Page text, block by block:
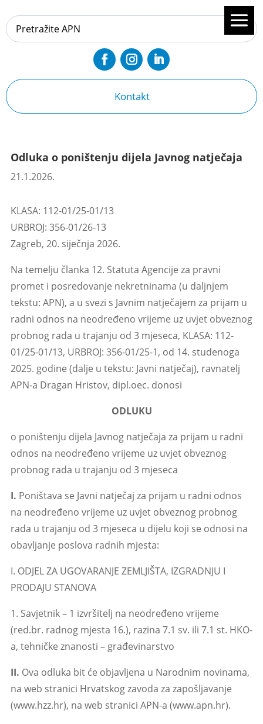
Kontakt
Odluka o poništenju dijela Javnog natječaja
21.1.2026.
KLASA: 112-01/25-01/13
URBROJ: 356-01/26-13
Zagreb, 20. siječnja 2026.
Na temelju članka 12. Statuta Agencije za pravni
promet i posredovanje nekretninama (u daljnjem
tekstu: APN), a u svezi s Javnim natječajem za prijam u
radni odnos na neodređeno vrijeme uz uvjet obveznog
probnog rada u trajanju od 3 mjeseca, KLASA: 112-
01/25-01/13, URBROJ: 356-01/25-1, od 14. studenoga
2025. godine (dalje u tekstu: Javni natječaj), ravnatelj
APN-a Dragan Hristov, dipl.oec. donosi
ODLUKU
o poništenju dijela Javnog natječaja za prijam u radni
odnos na neodređeno vrijeme uz uvjet obveznog
probnog rada u trajanju od 3 mjeseca
I. Poništava se Javni natječaj za prijam u radni odnos
na neodređeno vrijeme uz uvjet obveznog probnog
rada u trajanju od 3 mjeseca u dijelu koji se odnosi na
obavljanje poslova radnih mjesta:
I. ODJEL ZA UGOVARANJE ZEMLJIŠTA, IZGRADNJU I
PRODAJU STANOVA
1. Savjetnik – 1 izvršitelj na neodređeno vrijeme
(red.br. radnog mjesta 16.), razina 7.1 sv. ili 7.1 st. HKO-
a, tehničke znanosti – građevinarstvo
II. Ova odluka bit će objavljena u Narodnim novinama,
na web stranici Hrvatskog zavoda za zapošljavanje
(www.hzz.hr), na web stranici APN-a (www.apn.hr).